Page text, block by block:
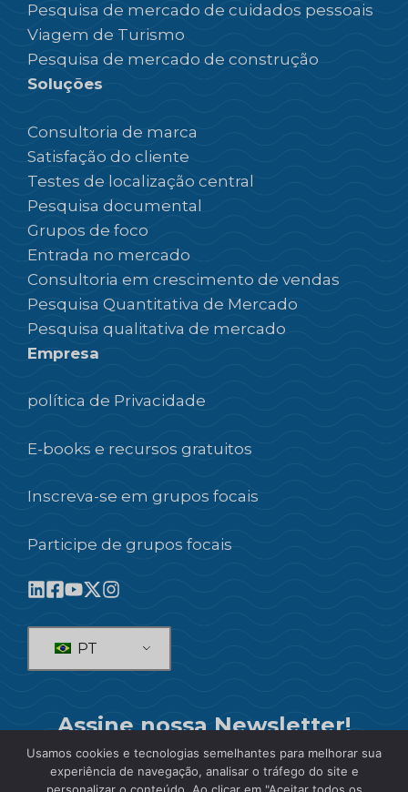
Pesquisa de mercado de cuidados pessoais
Viagem de Turismo
Pesquisa de mercado de construção
Soluções
Consultoria de marca
Satisfação do cliente
Testes de localização central
Pesquisa documental
Grupos de foco
Entrada no mercado
Consultoria em crescimento de vendas
Pesquisa Quantitativa de Mercado
Pesquisa qualitativa de mercado
Empresa
política de Privacidade
E-books e recursos gratuitos
Inscreva-se em grupos focais
Participe de grupos focais
PT
Assine nossa Newsletter!
SE INSCREVER
Usamos cookies e tecnologias semelhantes para melhorar sua
experiência de navegação, analisar o tráfego do site e